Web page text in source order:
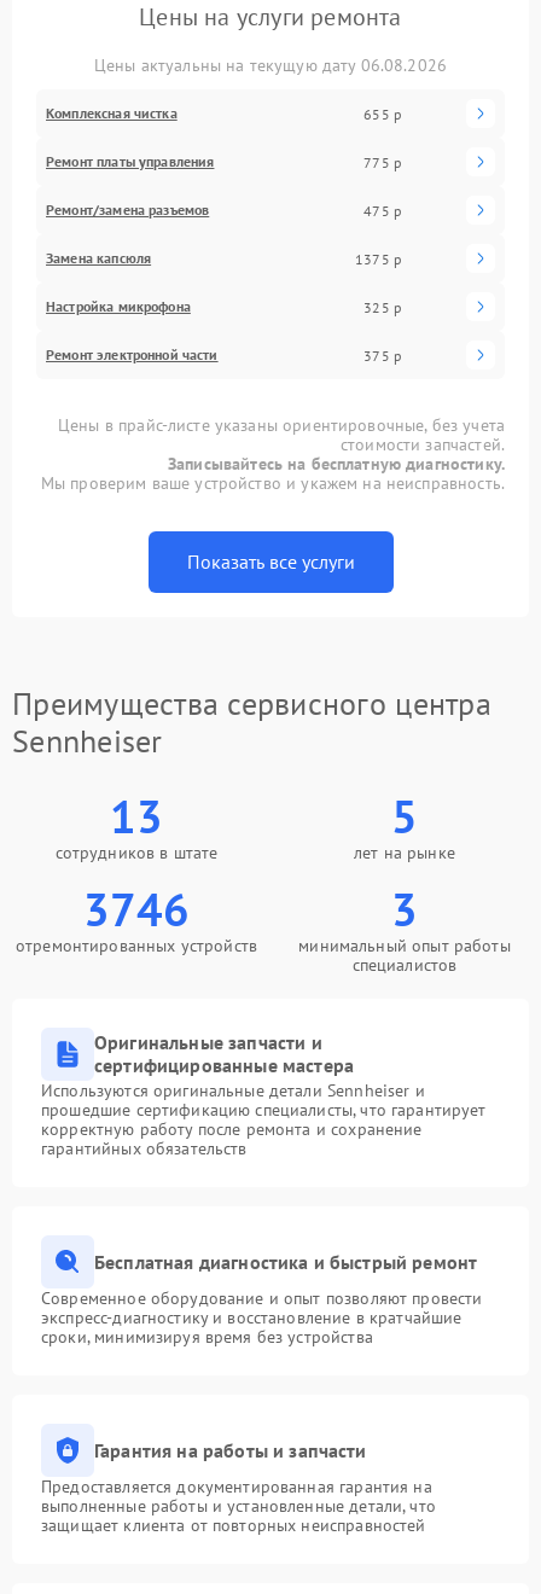
Цены на услуги ремонта
Цены актуальны на текущую дату 06.08.2026
Комплексная чистка 655 р
Ремонт платы управления 775 р
Ремонт/замена разъемов 475 р
Замена капсюля 1375 р
Настройка микрофона 325 р
Ремонт электронной части 375 р
Цены в прайс-листе указаны ориентировочные, без учета
стоимости запчастей.
Записывайтесь на бесплатную диагностику.
Мы проверим ваше устройство и укажем на неисправность.
Показать все услуги
Преимущества сервисного центра
Sennheiser
13
сотрудников в штате
5
лет на рынке
3746
отремонтированных устройств
3
минимальный опыт работы
специалистов
Оригинальные запчасти и
сертифицированные мастера
Используются оригинальные детали Sennheiser и
прошедшие сертификацию специалисты, что гарантирует
корректную работу после ремонта и сохранение
гарантийных обязательств
Бесплатная диагностика и быстрый ремонт
Современное оборудование и опыт позволяют провести
экспресс-диагностику и восстановление в кратчайшие
сроки, минимизируя время без устройства
Гарантия на работы и запчасти
Предоставляется документированная гарантия на
выполненные работы и установленные детали, что
защищает клиента от повторных неисправностей